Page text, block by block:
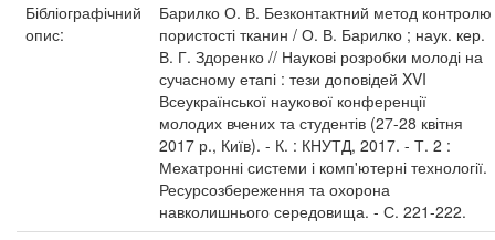
Бібліографічний
опис:
Барилко О. В. Безконтактний метод контролю
пористості тканин / О. В. Барилко ; наук. кер.
В. Г. Здоренко // Наукові розробки молоді на
сучасному етапі : тези доповідей XVI
Всеукраїнської наукової конференції
молодих вчених та студентів (27-28 квітня
2017 р., Київ). - К. : КНУТД, 2017. - Т. 2 :
Мехатронні системи і комп'ютерні технології.
Ресурсозбереження та охорона
навколишнього середовища. - С. 221-222.